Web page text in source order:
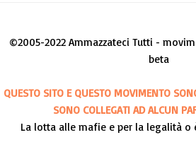
©2005-2022 Ammazzateci Tutti -
beta
QUESTO SITO E QUESTO MOVIMENTO
SONO COLLEGATI AD ALCUN
La lotta alle mafie e per la legalità o